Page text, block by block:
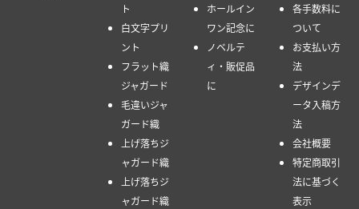
ト
白文字プリ
ント
フラット織
ジャガード
毛違いジャ
ガード織
上げ落ちジ
ャガード織
上げ落ちジ
ャガード織
ホールイン
ワン記念に
ノベルテ
ィ・販促品
に
各手数料に
ついて
お支払い方
法
デザインデ
ータ入稿方
法
会社概要
特定商取引
法に基づく
表示